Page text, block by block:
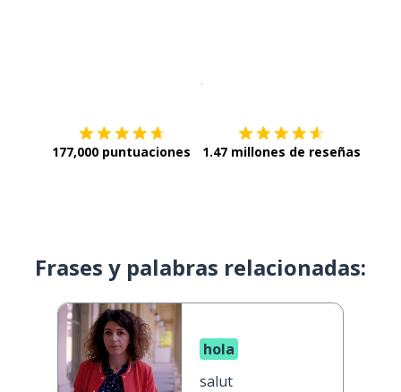
177,000 puntuaciones 1.47 millones de reseñas
Frases y palabras relacionadas:
hola
salut